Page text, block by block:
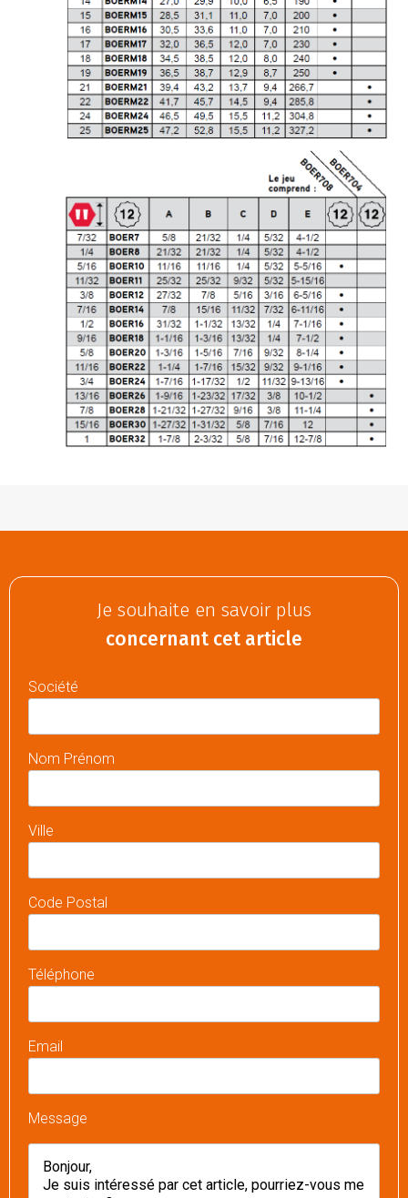
Je souhaite en savoir plus
concernant cet article
Société
Nom Prénom
Ville
Code Postal
Téléphone
Email
Message